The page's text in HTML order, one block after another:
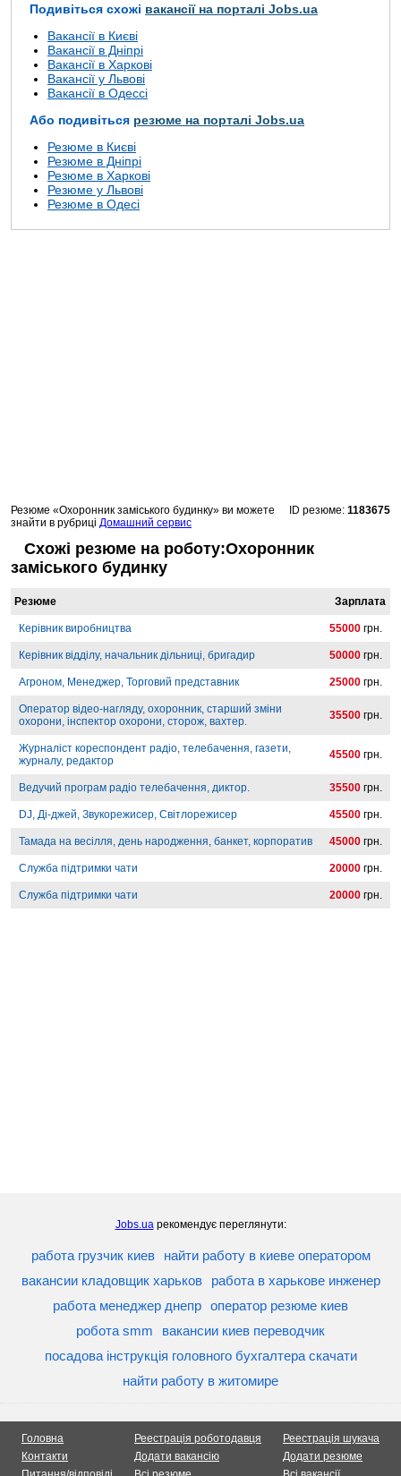
Подивіться схожі вакансії на порталі Jobs.ua
Вакансії в Києві
Вакансії в Дніпрі
Вакансії в Харкові
Вакансії у Львові
Вакансії в Одессі
Або подивіться резюме на порталі Jobs.ua
Резюме в Києві
Резюме в Дніпрі
Резюме в Харкові
Резюме у Львові
Резюме в Одесі
Резюме «Охоронник заміського будинку» ви можете
знайти в рубриці Домашний сервис
ID резюме: 1183675
Схожі резюме на роботу:Охоронник
заміського будинку
Резюме Зарплата
Керівник виробництва 55000 грн.
Керівник відділу, начальник дільниці, бригадир 50000 грн.
Агроном, Менеджер, Торговий представник 25000 грн.
Оператор відео-нагляду, охоронник, старший зміни
охорони, інспектор охорони, сторож, вахтер.
35500 грн.
Журналіст кореспондент радіо, телебачення, газети,
журналу, редактор
45500 грн.
Ведучий програм радіо телебачення, диктор. 35500 грн.
DJ, Ді-джей, Звукорежисер, Світлорежисер 45500 грн.
Тамада на весілля, день народження, банкет, корпоратив 45000 грн.
Служба підтримки чати 20000 грн.
Служба підтримки чати 20000 грн.
Jobs.uaрекомендує переглянути:
работа грузчик киев
найти работу в киеве оператором
вакансии кладовщик харьков
работа в харькове инженер
работа менеджер днепр оператор резюме киев
робота smm
вакансии киев переводчик
посадова інструкція головного бухгалтера скачати
найти работу в житомире
Головна
Контакти
Реестрація роботодавця
Додати вакансію
Реестрація шукача
Додати резюме